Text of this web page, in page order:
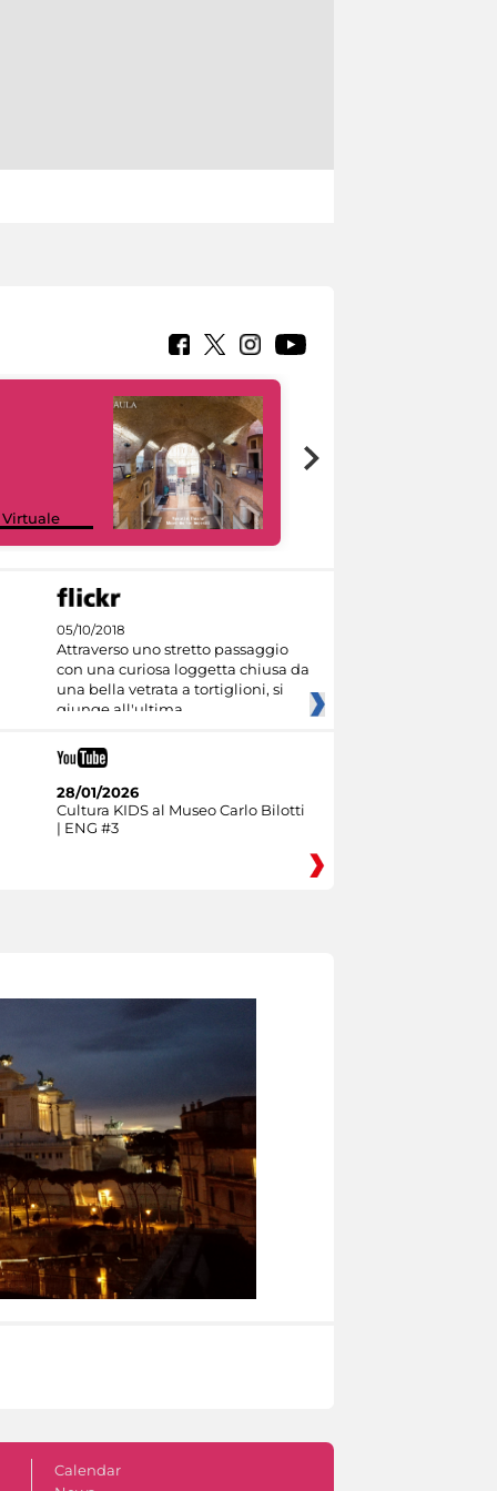
Virtuale
05/10/2018
Attraverso uno stretto passaggio
con una curiosa loggetta chiusa da
una bella vetrata a tortiglioni, si
giunge all'ultima
28/01/2026
Cultura KIDS al Museo Carlo Bilotti
| ENG #3
Calendar